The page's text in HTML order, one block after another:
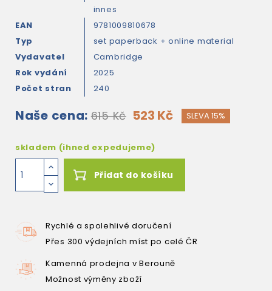
innes
EAN
9781009810678
Typ
set paperback + online material
Vydavatel
Cambridge
Rok vydání
2025
Počet stran
240
Naše cena: 615 Kč 523 Kč SLEVA 15%
skladem (ihned expedujeme)
Přidat do košíku
Rychlé a spolehlivé doručení
Přes 300 výdejních míst po celé ČR
Kamenná prodejna v Berouně
Možnost výměny zboží